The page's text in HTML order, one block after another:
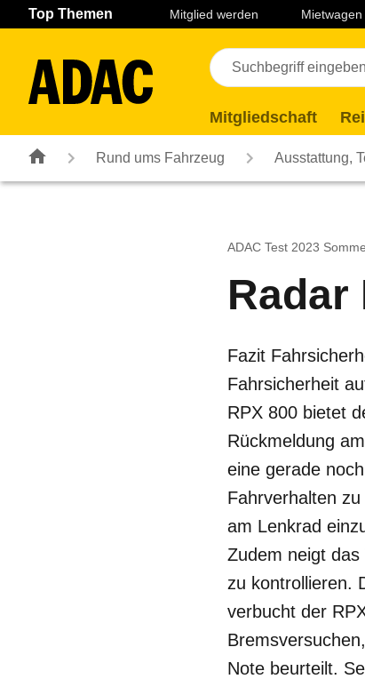
Navigation Seiteninhalt Fußzeile
Top Themen Mitglied werden Mietwagen
Mitgliedschaft
Rund ums Fahrzeug Ausstattung,
ADAC Test 2023
Radar
Fazit
Fahrsicherheit
RPX 800 bietet
Rückmeldung
eine gerade
Fahrverhalten
am Lenkrad
Zudem neigt
zu kontrollieren.
verbucht der
Note beurteilt.